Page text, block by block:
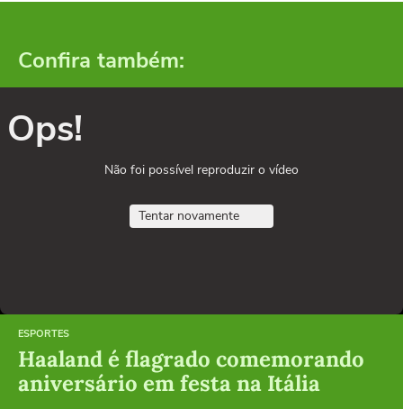
Confira também:
Ops!
Não foi possível reproduzir o vídeo
Tentar novamente
ESPORTES
Haaland é flagrado comemorando
aniversário em festa na Itália